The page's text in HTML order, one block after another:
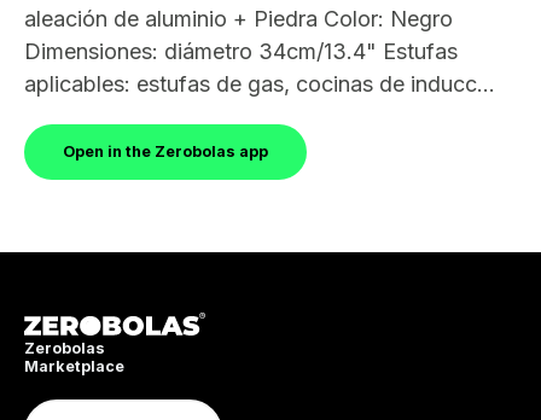
aleación de aluminio + Piedra Color: Negro
Dimensiones: diámetro 34cm/13.4" Estufas
aplicables: estufas de gas, cocinas de inducc...
Open in the Zerobolas app
Zerobolas
Marketplace